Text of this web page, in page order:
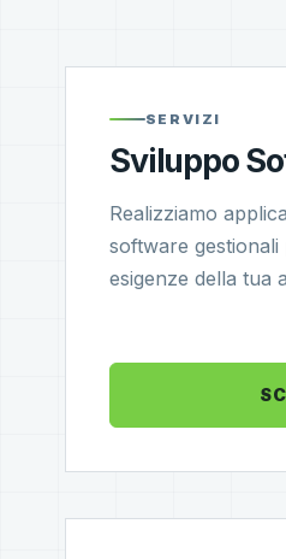
SERVIZI
Sviluppo
Realizziamo
software
esigenze della tua